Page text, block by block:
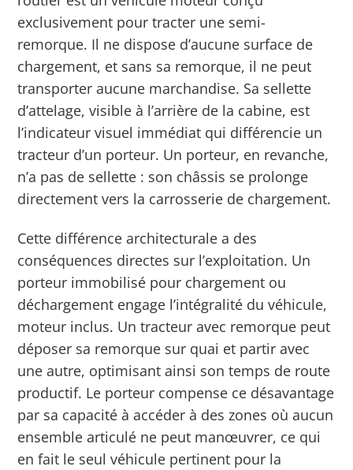
exclusivement pour tracter une semi-
remorque. Il ne dispose d’aucune surface de
chargement, et sans sa remorque, il ne peut
transporter aucune marchandise. Sa sellette
d’attelage, visible à l’arrière de la cabine, est
l’indicateur visuel immédiat qui différencie un
tracteur d’un porteur. Un porteur, en revanche,
n’a pas de sellette : son châssis se prolonge
directement vers la carrosserie de chargement.
Cette différence architecturale a des
conséquences directes sur l’exploitation. Un
porteur immobilisé pour chargement ou
déchargement engage l’intégralité du véhicule,
moteur inclus. Un tracteur avec remorque peut
déposer sa remorque sur quai et partir avec
une autre, optimisant ainsi son temps de route
productif. Le porteur compense ce désavantage
par sa capacité à accéder à des zones où aucun
ensemble articulé ne peut manœuvrer, ce qui
en fait le seul véhicule pertinent pour la